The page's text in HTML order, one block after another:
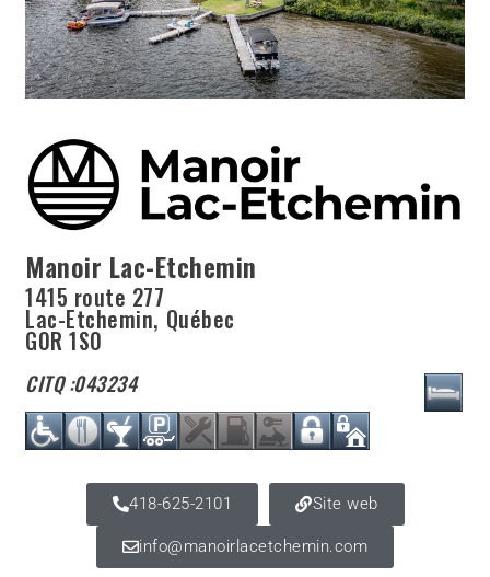
Manoir Lac-Etchemin
1415 route 277
Lac-Etchemin, Québec
G0R 1S0
CITQ :043234
418-625-2101 Site web
info@manoirlacetchemin.com